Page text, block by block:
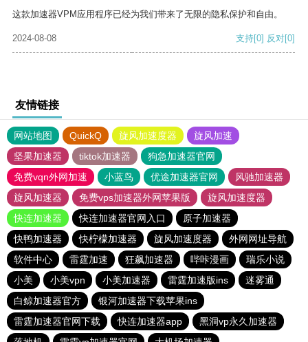
这款加速器VPM应用程序已经为我们带来了无限的隐私保护和自由。
2024-08-08 支持[0] 反对[0]
友情链接
网站地图 QuickQ 旋风加速度器
旋风加速
坚果加速器
tiktok加速器
狗急加速器官网
免费vqn外网加速
小蓝鸟 优途加速器官网
风驰加速器
旋风加速器
免费vps加速器外网苹果版
旋风加速度器
快连加速器
快连加速器官网入口
原子加速器
快鸭加速器
快柠檬加速器 旋风加速度器
外网网址导航
软件中心
雷霆加速 狂飙加速器 哔咔漫画
瑞乐小说
小美
小美vpn 小美加速器 雷霆加速版ins
迷雾通
白鲸加速器官方
银河加速器下载苹果ins
雷霆加速器官网下载
快连加速器app
黑洞vp永久加速器